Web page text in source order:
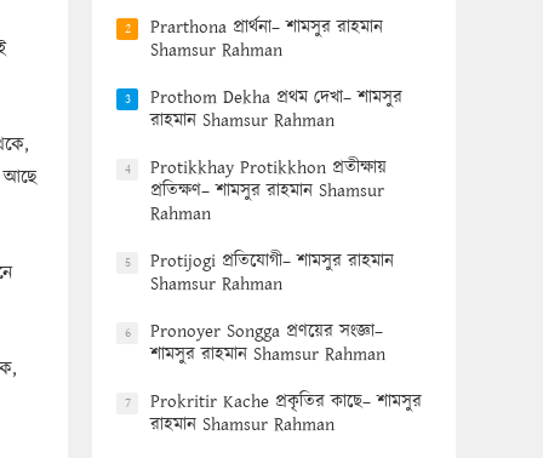
আছে
2
Prarthona প্রার্থনা– শামসুর রাহমান
Shamsur Rahman
3
Prothom Dekha প্রথম দেখা– শামসুর
রাহমান Shamsur Rahman
4
Protikkhay Protikkhon প্রতীক্ষায়
প্রতিক্ষণ– শামসুর রাহমান Shamsur
Rahman
5
Protijogi প্রতিযোগী– শামসুর রাহমান
Shamsur Rahman
6
Pronoyer Songga প্রণয়ের সংজ্ঞা–
শামসুর রাহমান Shamsur Rahman
7
Prokritir Kache প্রকৃতির কাছে– শামসুর
রাহমান Shamsur Rahman